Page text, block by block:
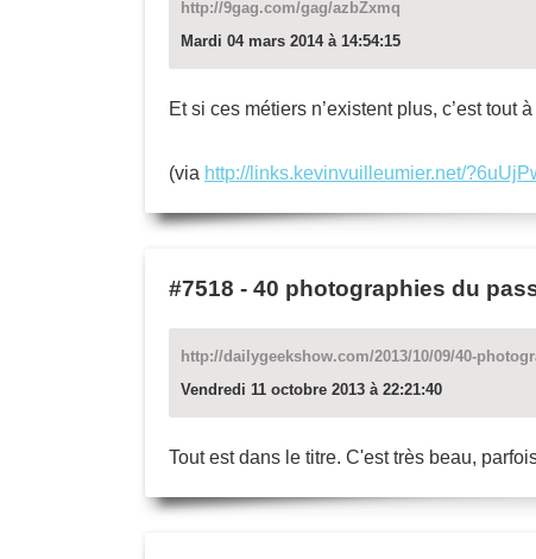
http://9gag.com/gag/azbZxmq
Mardi 04 mars 2014 à 14:54:15
Et si ces métiers n’existent plus, c’est tout
(via http://links.kevinvuilleumier.net/
#7518 - 40 photographies du
http://dailygeekshow.com/2013/10/09/40-
Vendredi 11 octobre 2013 à 22:21:40
Tout est dans le titre. C'est très beau,